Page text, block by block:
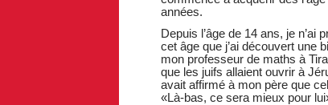
années.
Depuis l’âge de 14 ans, je n’ai
cet âge que j’ai découvert une
mon professeur de maths à
que les juifs allaient ouvrir à
avait affirmé à mon père que
«Là-bas, ce sera mieux pour